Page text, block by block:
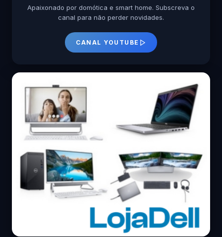
Apaixonado por domótica e smart home. Subscreva o
canal para não perder novidades.
CANAL YOUTUBE